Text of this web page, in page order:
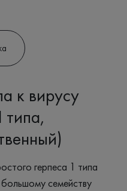
к вирусу
типа,
герпеса 1 типа
семейству